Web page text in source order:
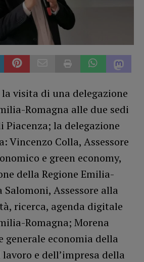
visita di una delegazione
Romagna alle due sedi
Piacenza; la delegazione
Vincenzo Colla, Assessore
e green economy,
della Regione Emilia-
Salomoni, Assessore alla
ricerca, agenda digitale
Romagna; Morena
generale economia della
e dell’impresa della